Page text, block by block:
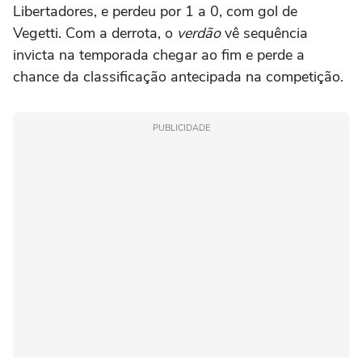
Libertadores, e perdeu por 1 a 0, com gol de
Vegetti. Com a derrota, o verdãovê sequência
invicta na temporada chegar ao fim e perde a
chance da classificação antecipada na competição.
PUBLICIDADE